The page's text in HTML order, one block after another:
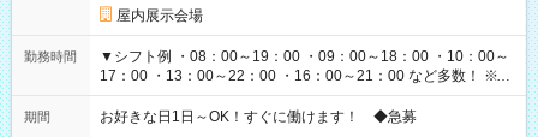
屋内展示会場
勤務時間
▼シフト例 ・08：00～19：00 ・09：00～18：00 ・10：00～
17：00 ・13：00～22：00 ・16：00～21：00 など多数！ ※お
仕事により勤務時間が異なります
期間 お好きな日1日～OK！すぐに働けます！ ◆急募